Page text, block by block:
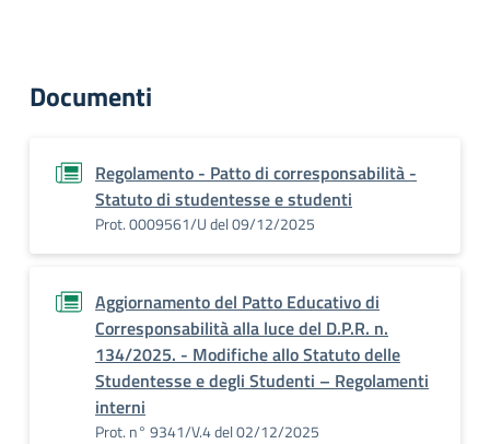
Documenti
Regolamento - Patto di corresponsabilità -
Statuto di studentesse e studenti
Prot. 0009561/U del 09/12/2025
Aggiornamento del Patto Educativo di
Corresponsabilità alla luce del D.P.R. n.
134/2025. - Modifiche allo Statuto delle
Studentesse e degli Studenti – Regolamenti
interni
Prot. n° 9341/V.4 del 02/12/2025